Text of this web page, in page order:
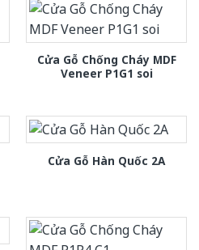
Cửa Gỗ Chống Cháy MDF
Veneer P1G1 soi
Cửa Gỗ Hàn Quốc 2A